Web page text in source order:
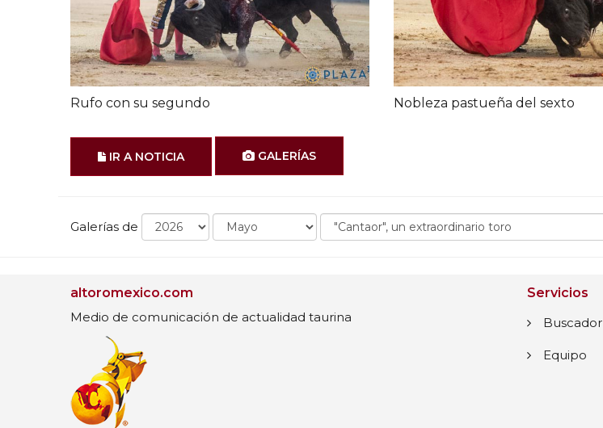
Rufo con su segundo Nobleza pastueña del sexto
IR A NOTICIA GALERÍAS
Galerías de
altoromexico.com
Medio de comunicación de actualidad taurina
Servicios
Buscador
Equipo